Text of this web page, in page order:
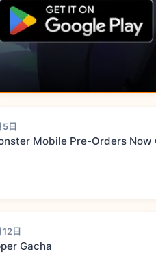
日
Mobile Pre-Orders Now
日
Gacha